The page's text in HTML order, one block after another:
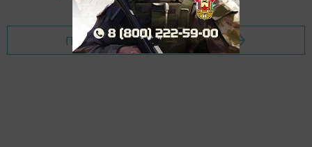
Перейти на страницу новости